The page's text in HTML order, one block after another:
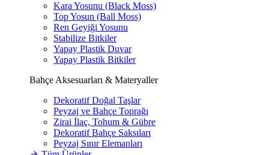
Kara Yosunu (Black Moss)
Top Yosun (Ball Moss)
Ren Geyiği Yosunu
Stabilize Bitkiler
Yapay Plastik Duvar
Yapay Plastik Bitkiler
Bahçe Aksesuarları & Materyaller
Dekoratif Doğal Taşlar
Peyzaj ve Bahçe Toprağı
Zirai İlaç, Tohum & Gübre
Dekoratif Bahçe Saksıları
Peyzaj Sınır Elemanları